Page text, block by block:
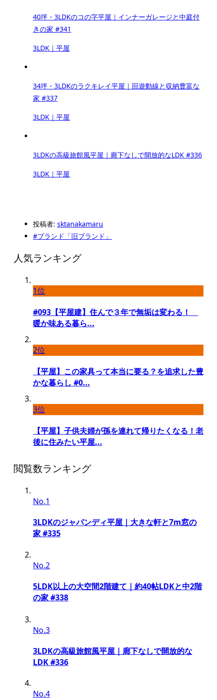
40坪・3LDKのコの字平屋｜インナーガレージと中庭付
きの家 #341
3LDK｜平屋
34坪・3LDKのラクキレイ平屋｜回遊動線と収納豊富な
家 #337
3LDK｜平屋
3LDKの高級旅館風平屋｜廊下なしで開放的なLDK #336
3LDK｜平屋
投稿者: sktanakamaru
#ブランド「旧ブランド」
人気ランキング
1位
#093【平屋建】住んで３年で無垢は変わる！
暖か味ある暮ら...
2位
【平屋】この家具って本当に要る？を追求した豊
かな暮らし #0...
3位
【平屋】子供夫婦が孫を連れて帰りたくなる！老
後に住みたい平屋...
閲覧数ランキング
No.1
3LDKのジャパンディ平屋｜大きな軒と7m窓の
家 #335
No.2
5LDK以上の大空間2階建て｜約40帖LDKと中2階
の家 #338
No.3
3LDKの高級旅館風平屋｜廊下なしで開放的な
LDK #336
No.4